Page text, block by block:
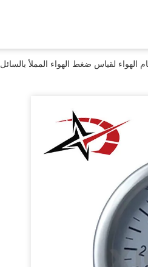
لقياس ضغط الهواء المملأ بالسائل 63 ملم محوري 0-16 بار مقاوم للصدمات من الفولاذ المقاوم للصدأ لمراقبة الضاغط